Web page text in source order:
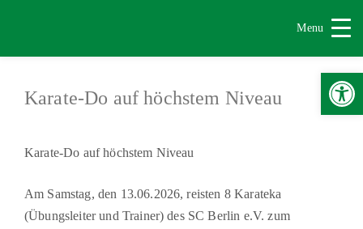
Menu
Karate-Do auf höchstem Niveau
Karate-Do auf höchstem Niveau
Am Samstag, den 13.06.2026, reisten 8 Karateka
(Übungsleiter und Trainer) des SC Berlin e.V. zum